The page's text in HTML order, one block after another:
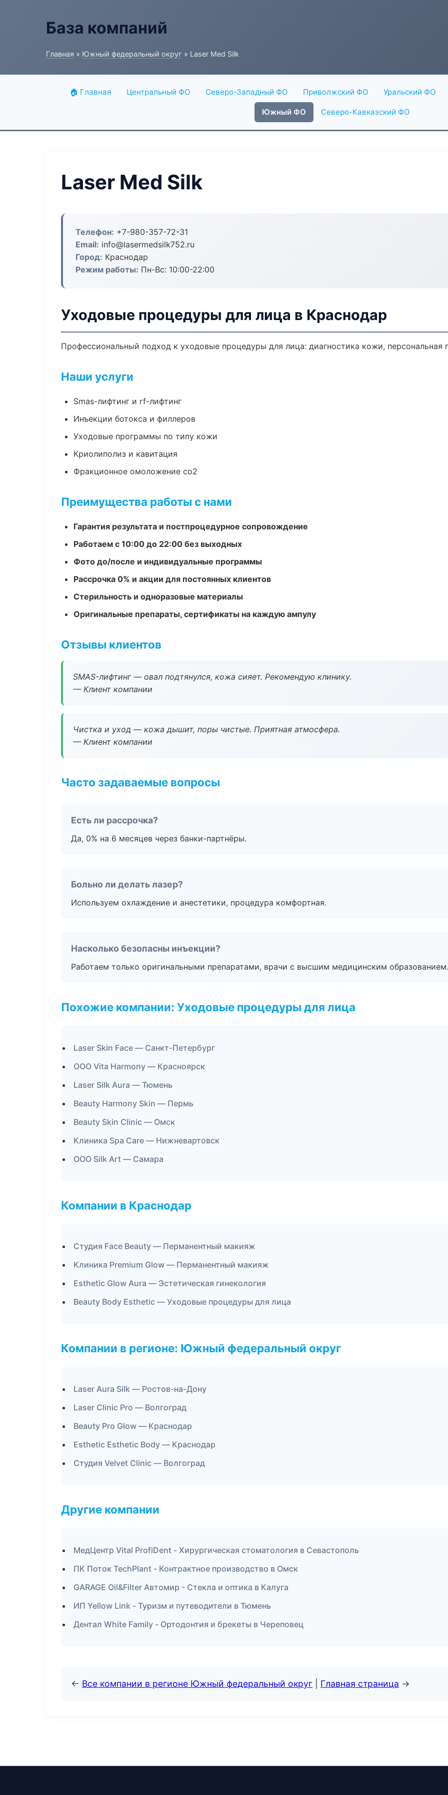
База компаний
Главная » Южный федеральный округ » Laser Med Silk
🏠 Главная Центральный ФО Северо-Западный ФО Приволжский ФО Уральский ФО
Южный ФО Северо-Кавказский ФО
Laser Med Silk
Телефон: +7-980-357-72-31
Email: info@lasermedsilk752.ru
Город: Краснодар
Режим работы: Пн-Вс: 10:00-22:00
Уходовые процедуры для лица в Краснодар
Профессиональный подход к уходовые процедуры для лица: диагностика кожи, персональная
Наши услуги
Smas-лифтинг и rf-лифтинг
Инъекции ботокса и филлеров
Уходовые программы по типу кожи
Криолиполиз и кавитация
Фракционное омоложение co2
Преимущества работы с нами
Гарантия результата и постпроцедурное сопровождение
Работаем с 10:00 до 22:00 без выходных
Фото до/после и индивидуальные программы
Рассрочка 0% и акции для постоянных клиентов
Стерильность и одноразовые материалы
Оригинальные препараты, сертификаты на каждую ампулу
Отзывы клиентов
SMAS-лифтинг — овал подтянулся, кожа сияет. Рекомендую клинику.
— Клиент компании
Чистка и уход — кожа дышит, поры чистые. Приятная атмосфера.
— Клиент компании
Часто задаваемые вопросы
Есть ли рассрочка?
Да, 0% на 6 месяцев через банки-партнёры.
Больно ли делать лазер?
Используем охлаждение и анестетики, процедура комфортная.
Насколько безопасны инъекции?
Работаем только оригинальными препаратами, врачи с высшим медицинским образованием.
Похожие компании: Уходовые процедуры для лица
Laser Skin Face — Санкт-Петербург
ООО Vita Harmony — Красноярск
Laser Silk Aura — Тюмень
Beauty Harmony Skin — Пермь
Beauty Skin Clinic — Омск
Клиника Spa Care — Нижневартовск
ООО Silk Art — Самара
Компании в Краснодар
Студия Face Beauty — Перманентный макияж
Клиника Premium Glow — Перманентный макияж
Esthetic Glow Aura — Эстетическая гинекология
Beauty Body Esthetic — Уходовые процедуры для лица
Компании в регионе: Южный федеральный округ
Laser Aura Silk — Ростов-на-Дону
Laser Clinic Pro — Волгоград
Beauty Pro Glow — Краснодар
Esthetic Esthetic Body — Краснодар
Студия Velvet Clinic — Волгоград
Другие компании
МедЦентр Vital ProfiDent - Хирургическая стоматология в Севастополь
ПК Поток TechPlant - Контрактное производство в Омск
GARAGE Oil&Filter Автомир - Стекла и оптика в Калуга
ИП Yellow Link - Туризм и путеводители в Тюмень
Дентал White Family - Ортодонтия и брекеты в Череповец
← Все компании в регионе Южный федеральный округ Главная страница →